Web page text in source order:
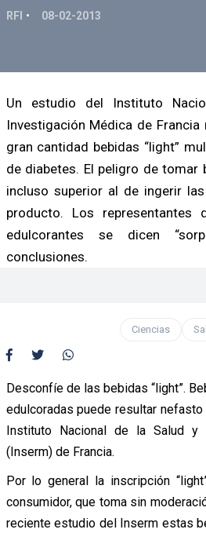
RFI 08-02-2013
Un estudio del Instituto
Investigación Médica de
gran cantidad bebidas “light”
de diabetes. El peligro de tomar
incluso superior al de ingerir
producto. Los
edulcorantes se dicen
conclusiones.
Ciencias
Desconfíe de las bebidas “light”.
edulcoradas puede resultar
Instituto Nacional de la Salud y
(Inserm) de Francia.
Por lo general la inscripción
consumidor, que toma sin
reciente estudio del Inserm estas